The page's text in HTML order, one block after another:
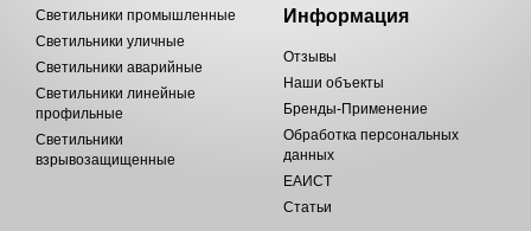
Светильники промышленные
Светильники уличные
Светильники аварийные
Светильники линейные
профильные
Светильники
взрывозащищенные
Информация
Отзывы
Наши объекты
Бренды-Применение
Обработка персональных
данных
ЕАИСТ
Статьи